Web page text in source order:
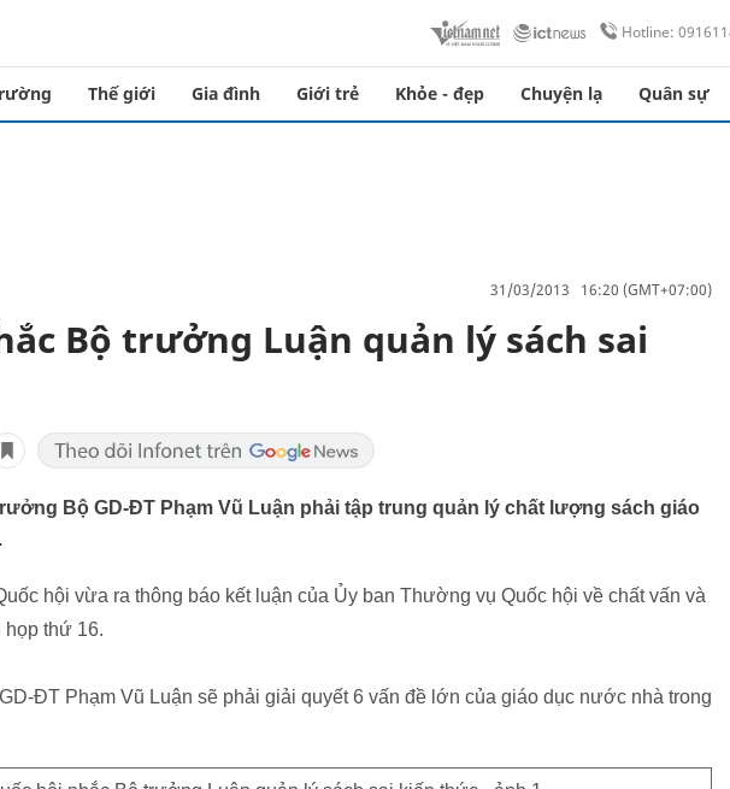
Hotline:
Thế giới Gia đình Giới trẻ Khỏe - đẹp Chuyện lạ Quân sự
31/03/2013 16:20 (GMT+07:00)
Bộ trưởng Luận quản lý sách sai
Bộ GD-ĐT Phạm Vũ Luận phải tập trung quản lý chất lượng sách giáo
hội vừa ra thông báo kết luận của Ủy ban Thường vụ Quốc hội về chất vấn và
họp thứ 16.
ĐT Phạm Vũ Luận sẽ phải giải quyết 6 vấn đề lớn của giáo dục nước nhà trong